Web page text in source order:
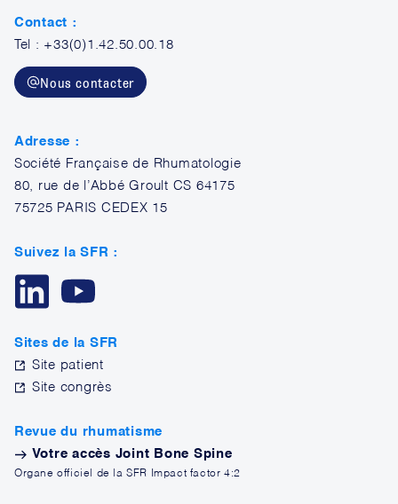
Contact :
Tel : +33(0)1.42.50.00.18
Nous contacter
Adresse :
Société Française de Rhumatologie
80, rue de l’Abbé Groult CS 64175
75725 PARIS CEDEX 15
Suivez la SFR :
Sites de la SFR
Site patient
Site congrès
Revue du rhumatisme
Votre accès Joint Bone Spine
Organe officiel de la SFR Impact factor 4:2